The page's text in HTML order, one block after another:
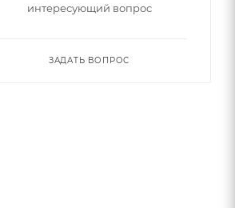
интересующий вопрос
ЗАДАТЬ ВОПРОС